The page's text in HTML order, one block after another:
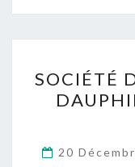
SOCIÉTÉ
20